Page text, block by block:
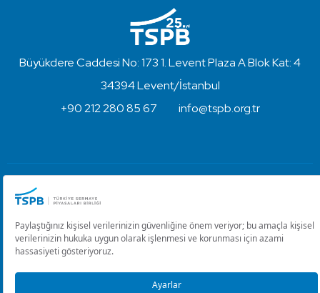
Büyükdere Caddesi No: 173 1. Levent Plaza A Blok Kat: 4
34394 Levent/İstanbul
+90 212 280 85 67
info@tspb.org.tr
Kullanım Koşulları ve Gizlilik
Çerez Ayarlarını Düzenle